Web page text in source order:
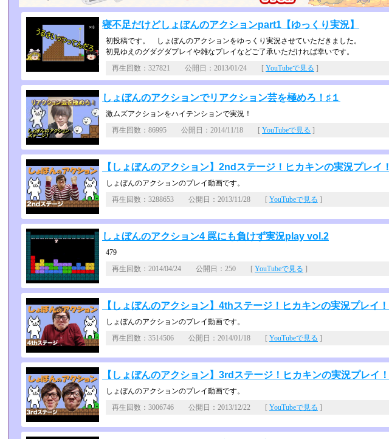
寝不足だけどしょぼんのアクションpart1【ゆっくり実況】
初投稿です。 しょぼんのアクションをゆっくり実況させていただきました。
初見ゆえのグダグダプレイや雑なプレイなどご了承いただければ幸いです。
再生回数：327821 公開日：2013/01/24 [ YouTubeで見る ]
しょぼんのアクションでリアクション芸を極めろ！♯１
激ムズアクションをハイテンションで実況！
再生回数：86995 公開日：2014/11/18 [ YouTubeで見る ]
【しょぼんのアクション】2ndステージ！ヒカキンの実況プレイ！
しょぼんのアクションのプレイ動画です。
再生回数：3288653 公開日：2013/11/28 [ YouTubeで見る ]
しょぼんのアクション4 罠にも負けず実況play vol.2
479
再生回数：2014/04/24 公開日：250 [ YouTubeで見る ]
【しょぼんのアクション】4thステージ！ヒカキンの実況プレイ！
しょぼんのアクションのプレイ動画です。
再生回数：3514506 公開日：2014/01/18 [ YouTubeで見る ]
【しょぼんのアクション】3rdステージ！ヒカキンの実況プレイ！
しょぼんのアクションのプレイ動画です。
再生回数：3006746 公開日：2013/12/22 [ YouTubeで見る ]